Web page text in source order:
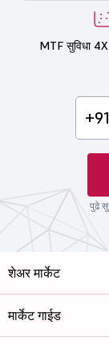
MTF सुविधा 4X
+91
पुढे
शेअर मार्केट
मार्केट गाईड